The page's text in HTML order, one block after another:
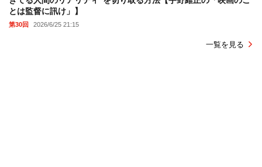
とは監督に訊け」】
第30回 2026/6/25 21:15
一覧を見る